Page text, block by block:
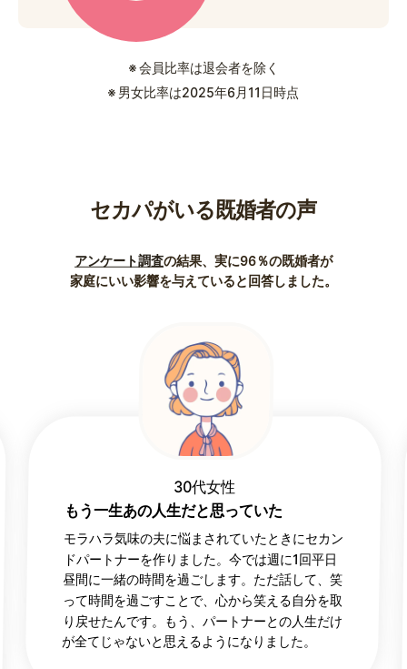
※ 会員比率は退会者を除く
※ 男女比率は2025年6月11日時点
セカパがいる既婚者の声
アンケート調査の結果、実に96％の既婚者が
家庭にいい影響を与えていると回答しました。
30代女性
もう一生あの人生だと思っていた
モラハラ気味の夫に悩まされていたときにセカン
ドパートナーを作りました。今では週に1回平日
昼間に一緒の時間を過ごします。ただ話して、笑
って時間を過ごすことで、心から笑える自分を取
り戻せたんです。もう、パートナーとの人生だけ
が全てじゃないと思えるようになりました。